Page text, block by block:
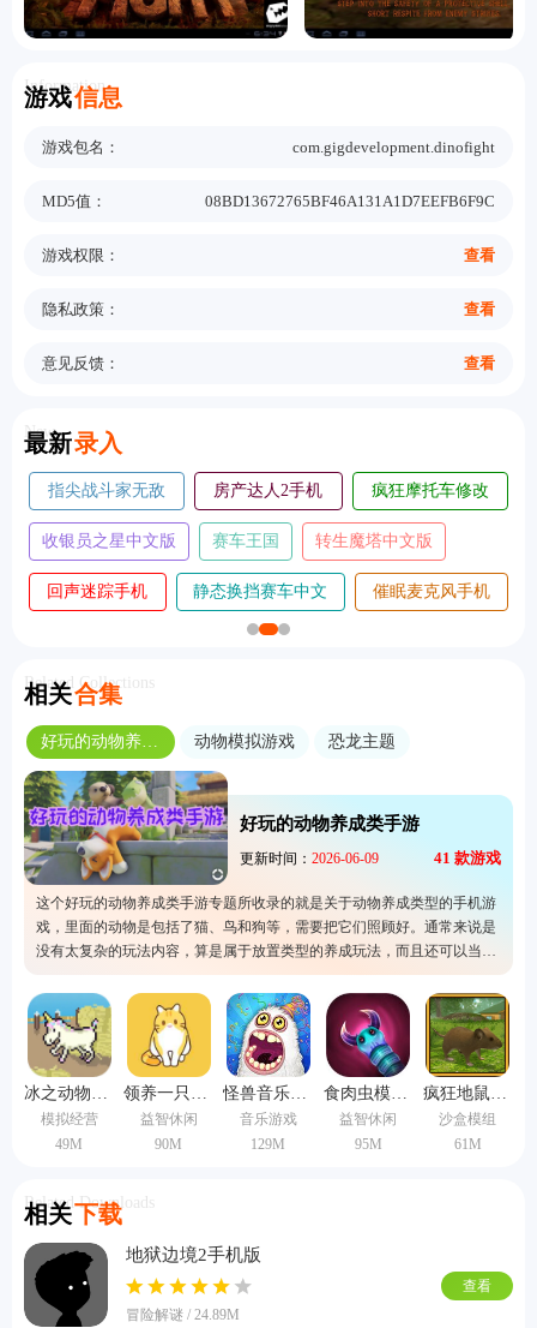
游戏信息
Information
游戏包名： com.gigdevelopment.dinofight
MD5值： 08BD13672765BF46A131A1D7EEFB6F9C
游戏权限： 查看
隐私政策： 查看
意见反馈： 查看
最新录入
New
指尖战斗家无敌
版
房产达人2手机
版
疯狂摩托车修改
版
收银员之星中文版
赛车王国 转生魔塔中文版
回声迷踪手机
静态换挡赛车中文
版
催眠麦克风手机
相关合集
Related Collections
好玩的动物养成类手游 动物模拟游戏 恐龙主题
好玩的动物养成类手游
更新时间： 2026-06-09 41 款游戏
这个好玩的动物养成类手游专题所收录的就是关于动物养成类型的手机游
戏，里面的动物是包括了猫、鸟和狗等，需要把它们照顾好。通常来说是
没有太复杂的玩法内容，算是属于放置类型的养成玩法，而且还可以当做
是陪伴自己的电子宠物。这里已经准备了下载服务，有兴趣可以直接进行
下载，毕竟它能够减轻自己在生活上的压力。
冰之动物园中文版
模拟经营
49M
领养一只流浪猫离线版
益智休闲
90M
怪兽音乐会中文
音乐游戏
129M
食肉虫模拟器手机版
益智休闲
95M
疯狂地鼠城手机版
沙盒模组
61M
相关下载
Related Downloads
地狱边境2手机版
冒险解谜 / 24.89M
查看